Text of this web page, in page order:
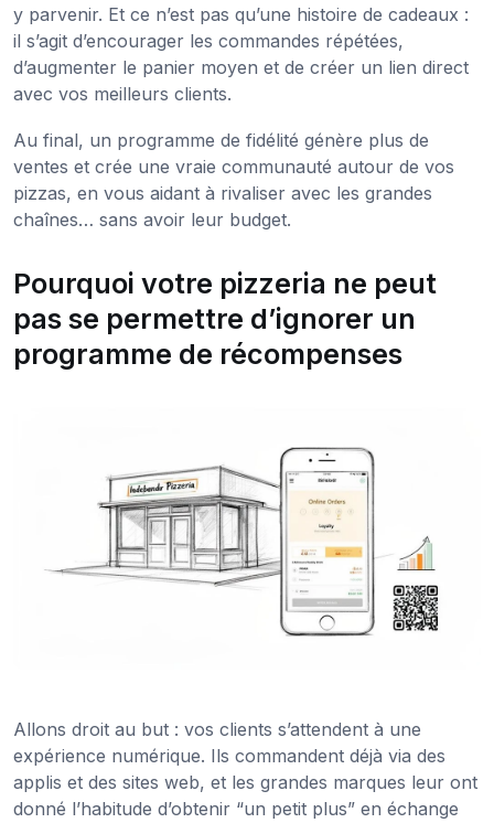
y parvenir. Et ce n’est pas qu’une histoire de cadeaux :
il s’agit d’encourager les commandes répétées,
d’augmenter le panier moyen et de créer un lien direct
avec vos meilleurs clients.
Au final, un programme de fidélité génère plus de
ventes et crée une vraie communauté autour de vos
pizzas, en vous aidant à rivaliser avec les grandes
chaînes… sans avoir leur budget.
Pourquoi votre pizzeria ne peut
pas se permettre d’ignorer un
programme de récompenses
Allons droit au but : vos clients s’attendent à une
expérience numérique. Ils commandent déjà via des
applis et des sites web, et les grandes marques leur ont
donné l’habitude d’obtenir “un petit plus” en échange